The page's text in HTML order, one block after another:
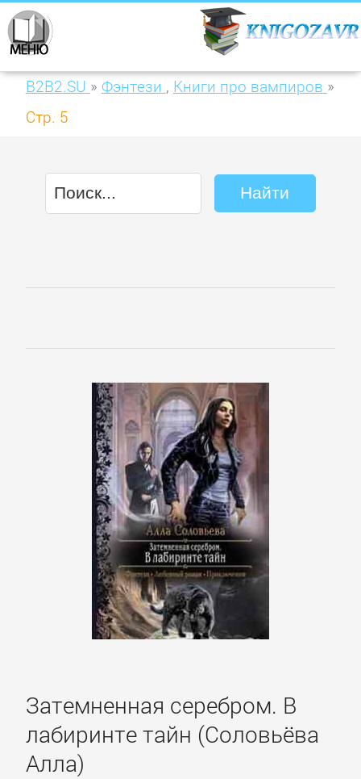
B2B2.SU » Фэнтези , Книги про вампиров »
Стр. 5
Затемненная серебром. В
лабиринте тайн (Соловьёва
Алла)